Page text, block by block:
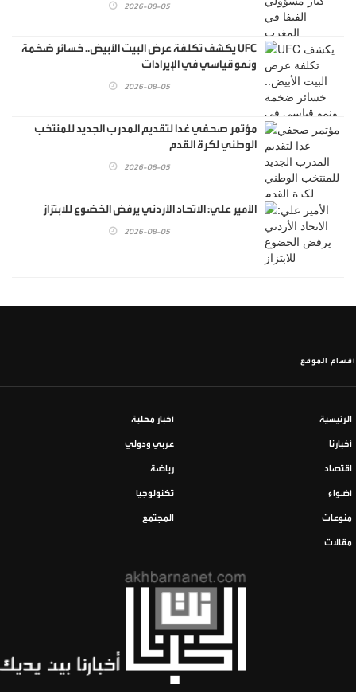
2026-08-05
UFC يكشف تكلفة عرض البيت الأبيض.. خسائر ضخمة
ونمو قياسي في الإيرادات
2026-08-05
مؤتمر صحفي غدا لتقديم المدرب الجديد للمنتخب
الوطني لكرة القدم
2026-08-05
الأمير علي: الاتحاد الأردني يرفض الخضوع للابتزاز
2026-08-05
أقسام الموقع
الرئيسية أخبار محلية
أخبارنا عربي ودولي
اقتصاد رياضة
أضواء تكنولوجيا
منوعات المجتمع
مقالات